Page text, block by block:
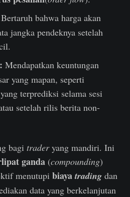
bahwa harga akan
jangka pendeknya setelah
Mendapatkan keuntungan
yang mapan, seperti
terprediksi selama sesi
setelah rilis berita non-
bagi traderyang mandiri. Ini
ganda (compounding)
menutupi biayatrading dan
data yang berkelanjutan